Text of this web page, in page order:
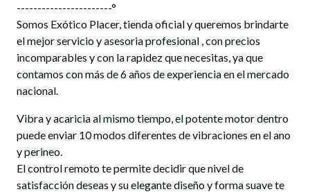
-----------------------°
Somos Exótico Placer, tienda oficial y queremos brindarte
el mejor servicio y asesoria profesional , con precios
incomparables y con la rapidez que necesitas, ya que
contamos con más de 6 años de experiencia en el mercado
nacional.
Vibra y acaricia al mismo tiempo, el potente motor dentro
puede enviar 10 modos diferentes de vibraciones en el ano
y perineo.
El control remoto te permite decidir que nivel de
satisfacción deseas y su elegante diseño y forma suave te